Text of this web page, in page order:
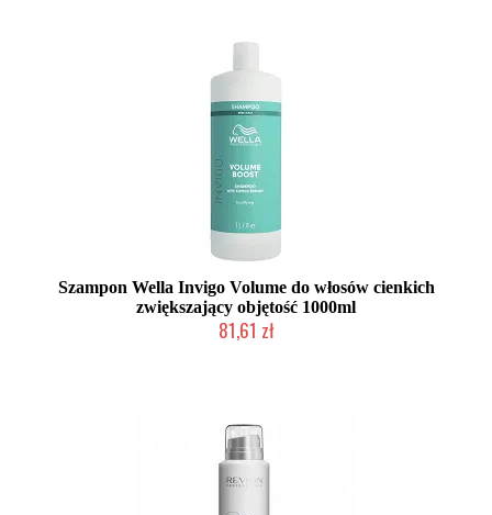
Szampon Wella Invigo Volume do włosów cienkich
zwiększający objętość 1000ml
81,61 zł